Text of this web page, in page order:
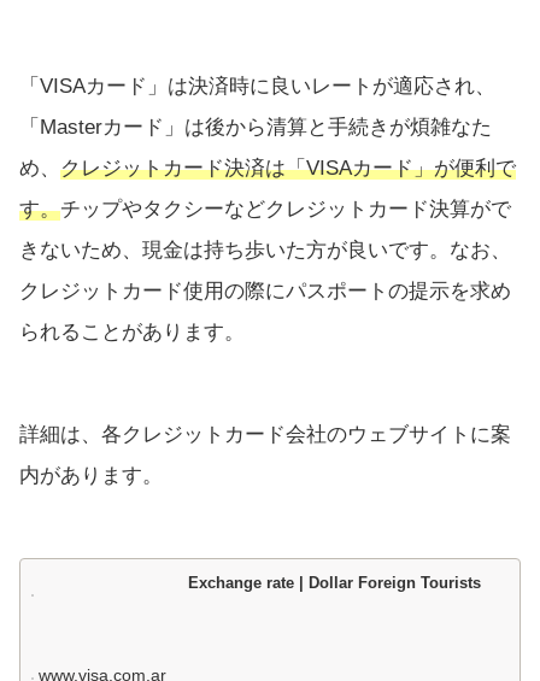
「VISAカード」は決済時に良いレートが適応され、
「Masterカード」は後から清算と手続きが煩雑なた
め、 クレジットカード決済は「VISAカード」が便利で
す。チップやタクシーなどクレジットカード決算がで
きないため、現金は持ち歩いた方が良いです。なお、
クレジットカード使用の際にパスポートの提示を求め
られることがあります。
詳細は、各クレジットカード会社のウェブサイトに案
内があります。
Exchange rate | Dollar Foreign Tourists
www.visa.com.ar